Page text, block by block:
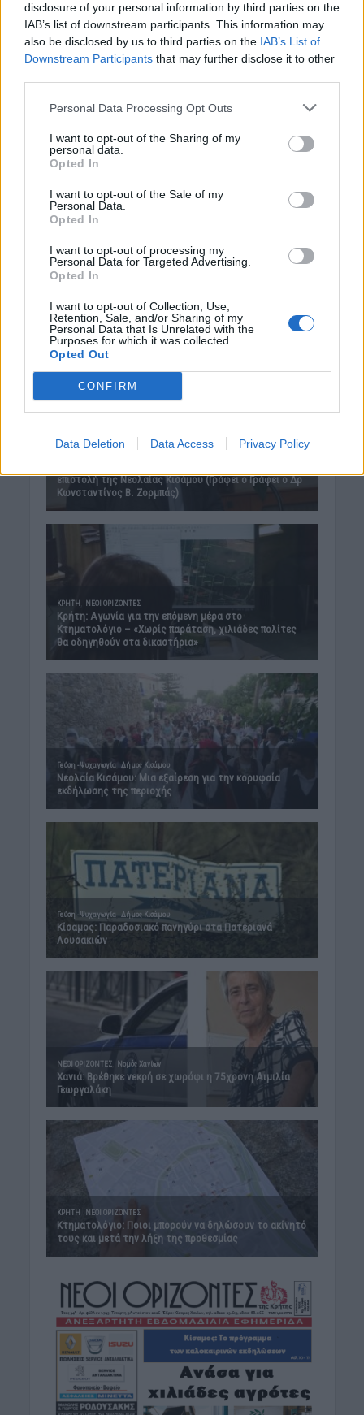
disclosure of your personal information by third parties on the
IAB’s list of downstream participants. This information may
also be disclosed by us to third parties on the IAB’s List of
Downstream Participants that may further disclose it to other
Personal Data Processing Opt Outs
I want to opt-out of the Sharing of my
personal data.
Opted In
I want to opt-out of the Sale of my
Personal Data.
Opted In
I want to opt-out of processing my
Personal Data for Targeted Advertising.
Opted In
I want to opt-out of Collection, Use,
Retention, Sale, and/or Sharing of my
Personal Data that Is Unrelated with the
Purposes for which it was collected.
Opted Out
CONFIRM
Data Deletion Data Access Privacy Policy